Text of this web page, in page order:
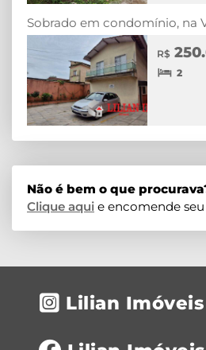
Sobrado em condomínio, na
R$
2
Não é bem o que
Clique aqui e encomende
Lilian